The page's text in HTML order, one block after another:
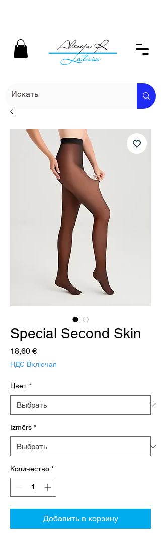
Special Second Skin
18,60 €Цена
НДС Включая
Цвет *
Izmērs *
Количество *
Добавить в корзину